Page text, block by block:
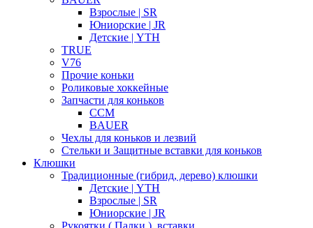
Взрослые | SR
Юниорские | JR
Детские | YTH
TRUE
V76
Прочие коньки
Роликовые хоккейные
Запчасти для коньков
CCM
BAUER
Чехлы для коньков и лезвий
Стельки и Защитные вставки для коньков
Клюшки
Традиционные (гибрид, дерево) клюшки
Детские | YTH
Взрослые | SR
Юниорские | JR
Рукоятки ( Палки ), вставки